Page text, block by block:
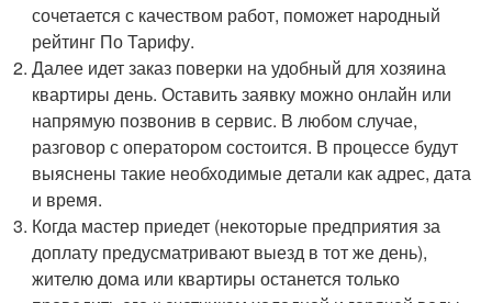
сочетается с качеством работ, поможет народный
рейтинг По Тарифу.
Далее идет заказ поверки на удобный для хозяина
квартиры день. Оставить заявку можно онлайн или
напрямую позвонив в сервис. В любом случае,
разговор с оператором состоится. В процессе будут
выяснены такие необходимые детали как адрес, дата
и время.
Когда мастер приедет (некоторые предприятия за
доплату предусматривают выезд в тот же день),
жителю дома или квартиры останется только